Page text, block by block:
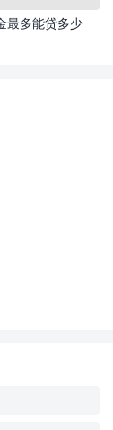
最多能贷多少